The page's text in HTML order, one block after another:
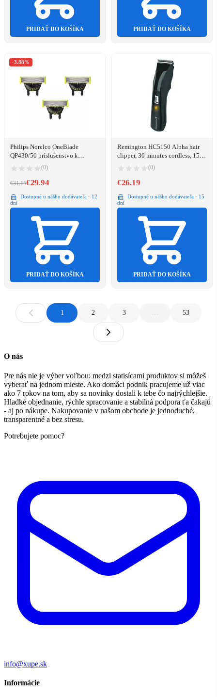
PRIDAŤ DO KOŠÍKA PRIDAŤ DO KOŠÍKA
-3.88%
Philips Norelco OneBlade
QP430/50 príslušenstvo k
holiacim strojčekom Holiaca
čepeľ
(0)
€31.15€29.94
Dostupné u nášho dodávateľa · 12
dní
PRIDAŤ DO KOŠÍKA
Remington HC5150 Alpha hair
clipper, 30 minutes cordless, 15
(0)
€26.19
Dostupné u nášho dodávateľa · 15
dní
PRIDAŤ DO KOŠÍKA
1 2 3 … 53
O nás
Pre nás nie je výber voľbou: medzi statisícami produktov si môžeš
vyberať na jednom mieste. Ako domáci podnik pracujeme už viac
ako 7 rokov na tom, aby sa novinky dostali k tebe čo najrýchlejšie.
Hladké objednanie, rýchle spracovanie a stabilná podpora ťa čakajú
- aj po nákupe. Nakupovanie v našom obchode je jednoduché,
transparentné a bez stresu.
Potrebujete pomoc?
info@xupe.sk
Informácie